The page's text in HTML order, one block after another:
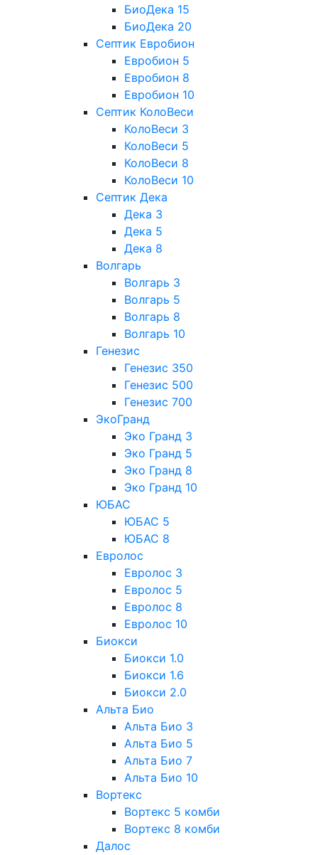
БиоДека 15
БиоДека 20
Септик Евробион
Евробион 5
Евробион 8
Евробион 10
Септик КолоВеси
КолоВеси 3
КолоВеси 5
КолоВеси 8
КолоВеси 10
Септик Дека
Дека 3
Дека 5
Дека 8
Волгарь
Волгарь 3
Волгарь 5
Волгарь 8
Волгарь 10
Генезис
Генезис 350
Генезис 500
Генезис 700
ЭкоГранд
Эко Гранд 3
Эко Гранд 5
Эко Гранд 8
Эко Гранд 10
ЮБАС
ЮБАС 5
ЮБАС 8
Евролос
Евролос 3
Евролос 5
Евролос 8
Евролос 10
Биокси
Биокси 1.0
Биокси 1.6
Биокси 2.0
Альта Био
Альта Био 3
Альта Био 5
Альта Био 7
Альта Био 10
Вортекс
Вортекс 5 комби
Вортекс 8 комби
Далос